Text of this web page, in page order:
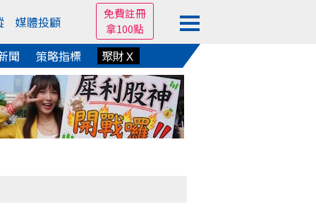
媒體投顧
免費註冊
拿100點
聞 策略指標 聚財Ｘ